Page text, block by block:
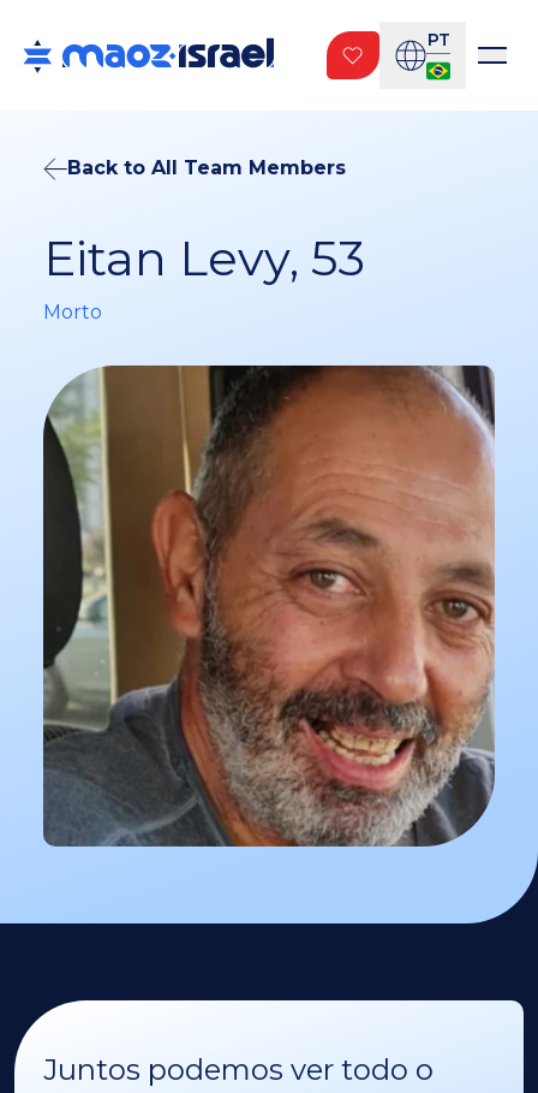
PT
Back to All Team Members
Eitan Levy, 53
Morto
Juntos podemos ver todo o